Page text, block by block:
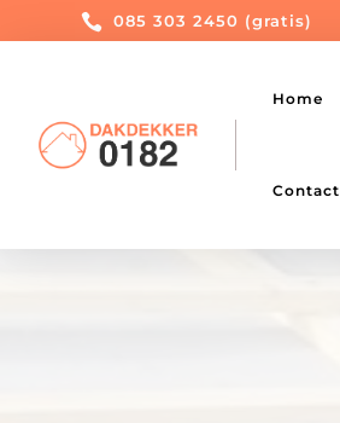
 085 303 2450 (gratis)
Home
Contact